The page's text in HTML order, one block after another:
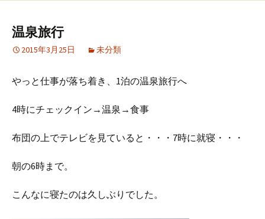
温泉旅行
2015年3月25日 未分類
やっと仕事が落ち着き、1泊の温泉旅行へ
4時にチェックイン→温泉→食事
布団の上でテレビを見ていると・・・7時に就寝・・・
朝の6時まで。
こんなに寝たのは久しぶりでした。